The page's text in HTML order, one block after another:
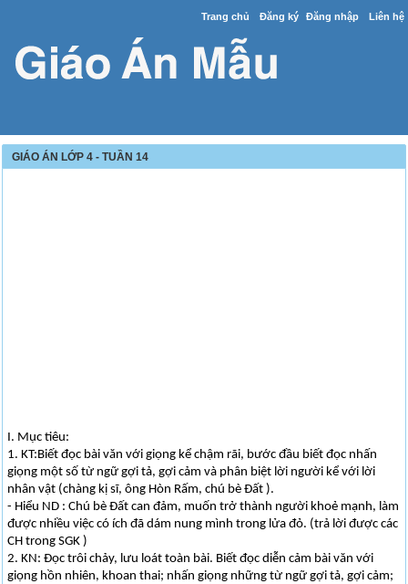
Trang chủ Đăng ký Đăng nhập Liên hệ
GIÁO ÁN LỚP 4 - TUẦN 14
I. Mục tiêu:
1. KT:Biết đọc bài văn với giọng kể chậm rãi, bước đầu biết đọc nhấn
giọng một số từ ngữ gợi tả, gợi cảm và phân biệt lời người kể với lời
nhân vật (chàng kị sĩ, ông Hòn Rấm, chú bè Đất ).
- Hiểu ND : Chú bè Đất can đảm, muốn trở thành người khoẻ mạnh, làm
được nhiều việc có ích đã dám nung mình trong lửa đỏ. (trả lời được các
CH trong SGK )
2. KN: Đọc trôi chảy, lưu loát toàn bài. Biết đọc diễn cảm bài văn với
giọng hồn nhiên, khoan thai; nhấn giọng những từ ngữ gợi tả, gợi cảm;